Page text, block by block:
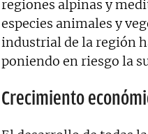
regiones alpinas y
especies animales y
industrial de la región
poniendo en riesgo la
Crecimiento